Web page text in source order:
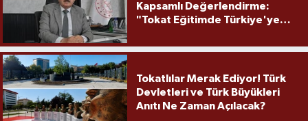
Kapsamlı Değerlendirme:
"Tokat Eğitimde Türkiye'ye
Tokatlılar Merak Ediyor! Türk
Devletleri ve Türk Büyükleri
Anıtı Ne Zaman Açılacak?